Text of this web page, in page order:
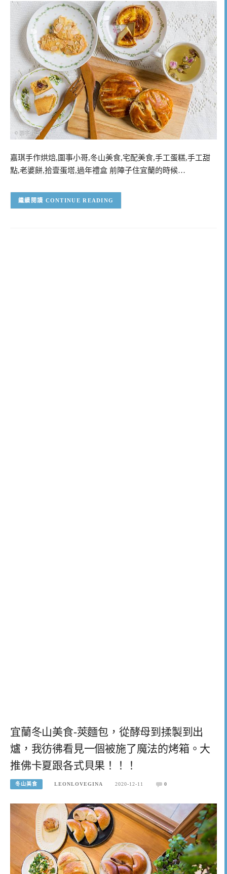
嘉琪手作烘焙,圍事小哥,冬山美食,宅配美食,手工蛋糕,手工甜
點,老婆餅,拾壹蛋塔,過年禮盒 前陣子住宜蘭的時候…
CONTINUE READING
宜蘭冬山美食-莢麵包，從酵母到揉製到出
爐，我彷彿看見一個被施了魔法的烤箱。大
推佛卡夏跟各式貝果！！！
冬山美食 LEONLOVEGINA 2020-12-11 0